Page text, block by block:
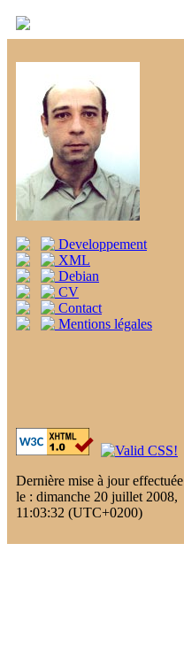
Developpement
XML
Debian
CV
Contact
Mentions légales
Dernière mise à jour effectuée
le : dimanche 20 juillet 2008,
11:03:32 (UTC+0200)